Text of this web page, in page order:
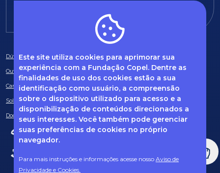
Este site utiliza cookies para aprimorar sua
experiência com a Fundação Copel. Dentre as
finalidades de uso dos cookies estão a sua
identificação como usuário, a compreensão
sobre o dispositivo utilizado para acesso e a
disponibilização de conteúdos direcionados a
seus interesses. Você também pode gerenciar
suas preferências de cookies no próprio
navegador.
Para mais instruções e informações acesse nosso Aviso de
Privacidade e Cookies.
Dúvidas frequentes
Ouvidoria
Canal de Denúncias
Solicitação de informações
Documentos obrigatórios